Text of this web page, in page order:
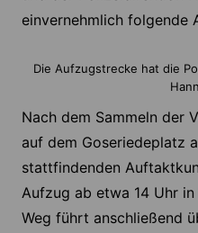
einvernehmlich folgende
Die Aufzugstrecke hat die
Nach dem Sammeln der
auf dem Goseriedeplatz
stattfindenden
Aufzug ab etwa 14 Uhr
Weg führt anschließend